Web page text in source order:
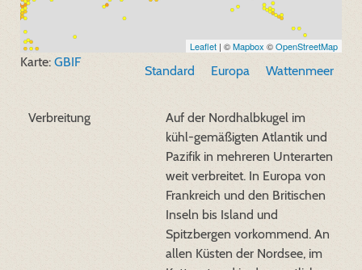
Leaflet | ©Mapbox ©OpenStreetMap
Standard Europa Wattenmeer
Karte: GBIF
Verbreitung
Auf der Nordhalbkugel im
kühl-gemäßigten Atlantik und
Pazifik in mehreren Unterarten
weit verbreitet. In Europa von
Frankreich und den Britischen
Inseln bis Island und
Spitzbergen vorkommend. An
allen Küsten der Nordsee, im